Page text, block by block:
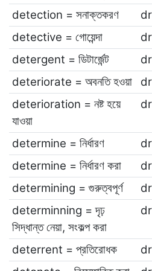
detection = সনাক্তকরণ
detective = গোয়েন্দা
detergent = ডিটার্জেন্ট
deteriorate = অবনতি হওয়া
deterioration = নষ্ট হয়ে
যাওয়া
determine = নির্ধারণ
determine = নির্ধারণ করা
determining = গুরুত্বপূর্ণ
determinning = দৃঢ়
সিদ্ধান্ত নেয়া, সংকল্প করা
deterrent = প্রতিরোধক